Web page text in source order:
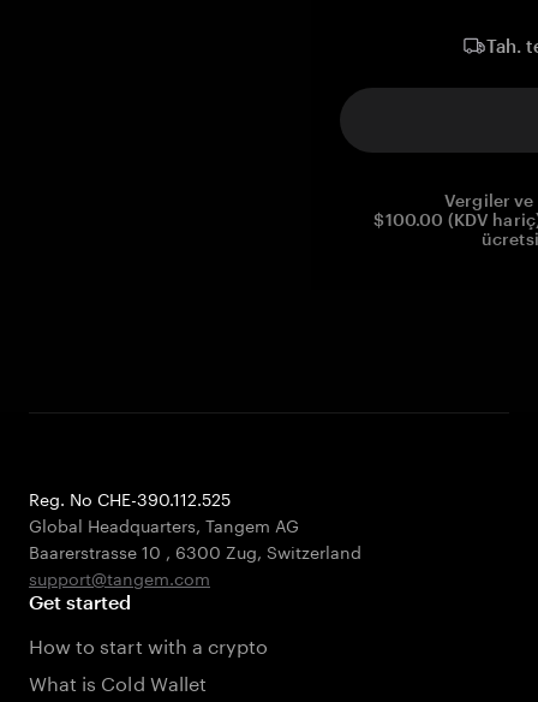
Tah.
Vergiler
$100.00 (KDV
Reg. No CHE-390.112.525
Global Headquarters, Tangem AG
Baarerstrasse 10 , 6300 Zug, Switzerland
support@tangem.com
Get started
How to start with a crypto
What is Cold Wallet